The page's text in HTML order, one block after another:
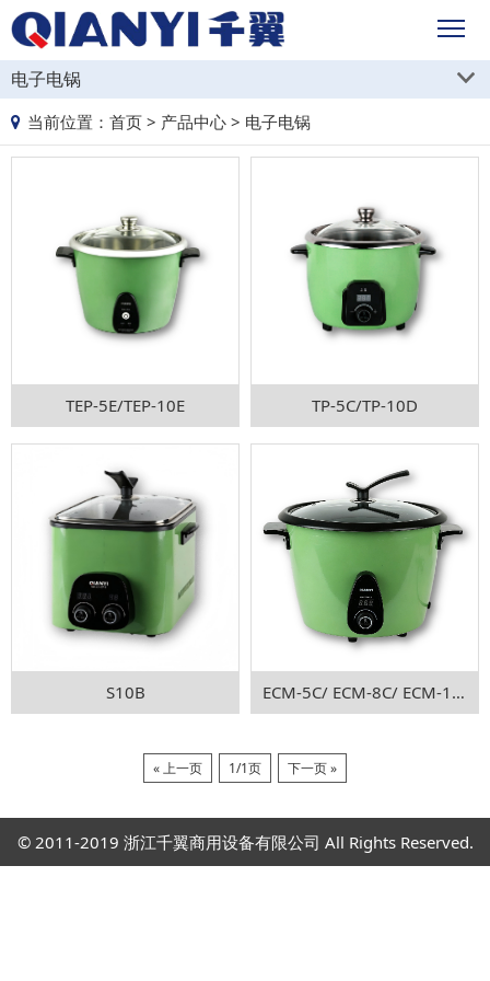
电子电锅
当前位置： 首页 > 产品中心 > 电子电锅
TEP-5E/TEP-10E TP-5C/TP-10D
S10B ECM-5C/ ECM-8C/ ECM-10C
« 上一页 1/1页 下一页 »
© 2011-2019 浙江千翼商用设备有限公司 All Rights Reserved.